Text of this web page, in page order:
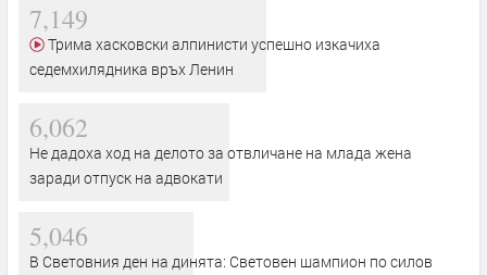
7,149
седемхилядника връх Ленин
6,062
Не дадоха ход на делото за отвличане на млада жена
заради отпуск на адвокати
5,046
В Световния ден на динята: Световен шампион по силов